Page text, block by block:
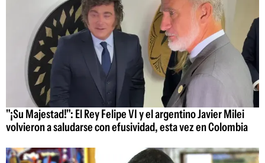
"¡Su Majestad!": El Rey Felipe VI y el argentino Javier Milei
volvieron a saludarse con efusividad, esta vez en Colombia